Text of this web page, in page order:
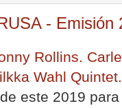
- Emisión
Rollins.
Wahl
este 2019